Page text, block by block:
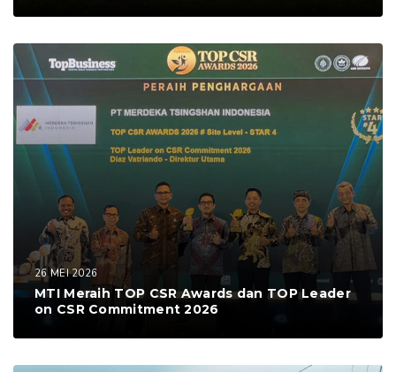
26 MEI 2026
MTI Meraih TOP CSR Awards dan TOP Leader
on CSR Commitment 2026